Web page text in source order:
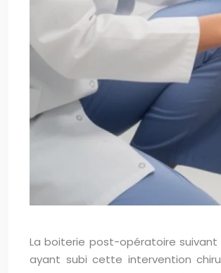
La boiterie post-opératoire
ayant subi cette intervention